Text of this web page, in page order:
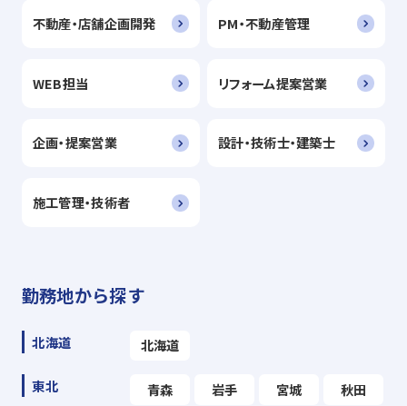
不動産・店舗企画開発 PM・不動産管理
WEB担当 リフォーム提案営業
企画・提案営業 設計・技術士・建築士
施工管理・技術者
勤務地から探す
北海道 北海道
東北 青森 岩手 宮城 秋田